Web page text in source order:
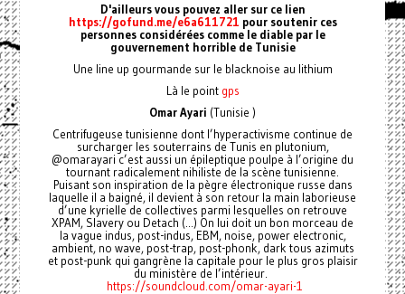
D'ailleurs vous pouvez aller sur ce lien
https://gofund.me/e6a611721 pour soutenir ces
personnes considérées comme le diable par le
gouvernement horrible de Tunisie
Une line up gourmande sur le blacknoise au lithium
Là le pointgps
Omar Ayari (Tunisie )
Centrifugeuse tunisienne dont l’hyperactivisme continue de
surcharger les souterrains de Tunis en plutonium,
@omarayari c’est aussi un épileptique poulpe à l’origine du
tournant radicalement nihiliste de la scène tunisienne.
Puisant son inspiration de la pègre électronique russe dans
laquelle il a baigné, il devient à son retour la main laborieuse
d’une kyrielle de collectives parmi lesquelles on retrouve
XPAM, Slavery ou Detach (...) On lui doit un bon morceau de
la vague indus, post-indus, EBM, noise, power electronic,
ambient, no wave, post-trap, post-phonk, dark tous azimuts
et post-punk qui gangrène la capitale pour le plus gros plaisir
du ministère de l’intérieur.
https://soundcloud.com/omar-ayari-1